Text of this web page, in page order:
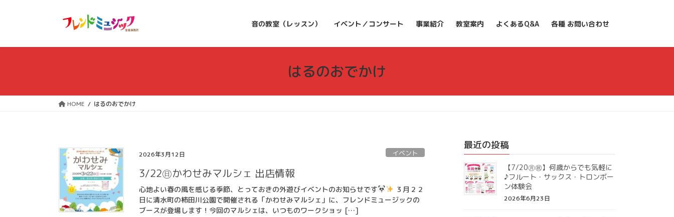
音の教室（レッスン） イベント／コンサート 事業紹介 教室案内 よくあるQ&A 各種 お問い合わせ
はるのおでかけ
HOME はるのおでかけ
2026年3月12日 イベント
3/22㊐かわせみマルシェ 出店情報
心地よい春の風を感じる季節、とっておきの外遊びイベントのお知らせです
３月２２
日に清水町の柿田川公園で開催される「かわせみマルシェ」に、フレンドミュージックの
ブースが登場します！今回のマルシェは、いつものワークショッ […]
最近の投稿
【7/20㊊㊗】何歳からでも気軽に
♪フルート・サックス・トロンボー
ン体験会
2026年6月23日